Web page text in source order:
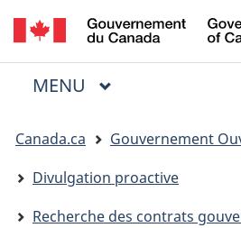
au
à
« Au
à
la
Menu
MENU PRINCIPAL
êtes
ici
Canada.ca
Gouvernement
Divulgation proactive
Recherche des contrats